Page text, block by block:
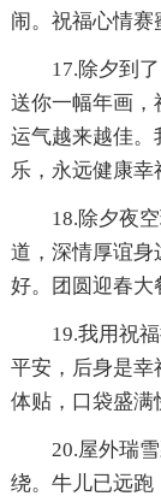
闹。祝福心情
17.除夕到
送你一幅年画，
运气越来越佳。
乐，永远健康幸
18.除夕夜
道，深情厚谊身
好。团圆迎春大
19.我用祝
平安，后身是幸
体贴，口袋盛满
20.屋外瑞
绕。牛儿已远跑